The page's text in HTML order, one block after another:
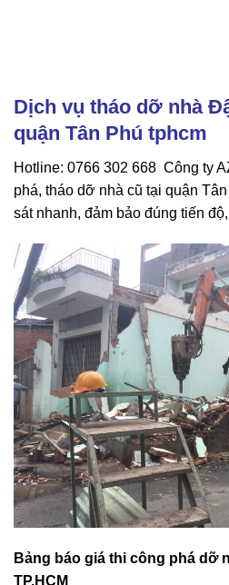
Dịch vụ tháo dỡ nhà
quận Tân Phú tphcm
Hotline: 0766 302 668 Công ty
phá, tháo dỡ nhà cũ tại quận Tân
Bảng báo giá thi công phá dỡ